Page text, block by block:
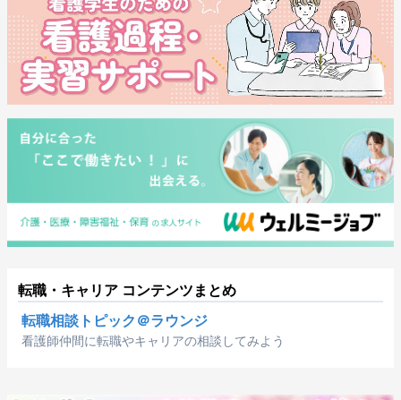
転職・キャリア コンテンツまとめ
転職相談トピック＠ラウンジ
看護師仲間に転職やキャリアの相談してみよう